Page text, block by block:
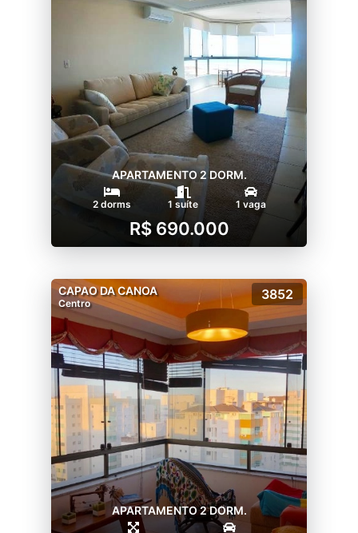
APARTAMENTO 2 DORM.
2 dorms 1 suíte 1 vaga
R$ 690.000
CAPAO DA CANOA
Centro
3852
APARTAMENTO 2 DORM.